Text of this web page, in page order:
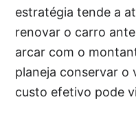
estratégia tende a
renovar o carro
arcar com o
planeja conservar o
custo efetivo pode